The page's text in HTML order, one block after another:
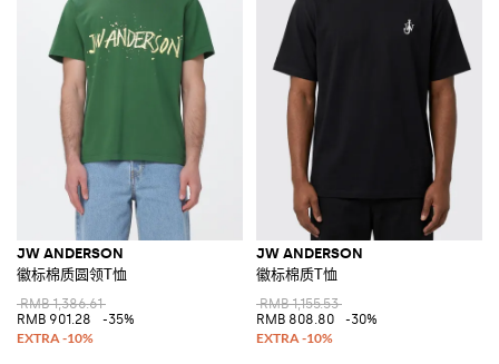
JW ANDERSON
徽标棉质圆领T恤
RMB 1,386.61
RMB 901.28
-35%
JW ANDERSON
徽标棉质T恤
RMB 1,155.53
RMB 808.80
-30%